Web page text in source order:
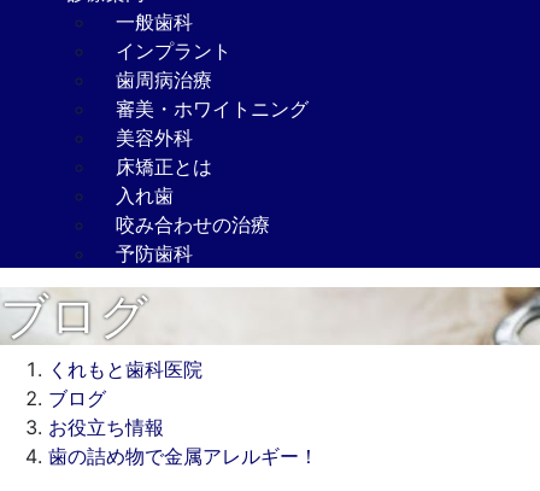
一般歯科
インプラント
歯周病治療
審美・ホワイトニング
美容外科
床矯正とは
入れ歯
咬み合わせの治療
予防歯科
ブログ
くれもと歯科医院
ブログ
お役立ち情報
歯の詰め物で金属アレルギー！